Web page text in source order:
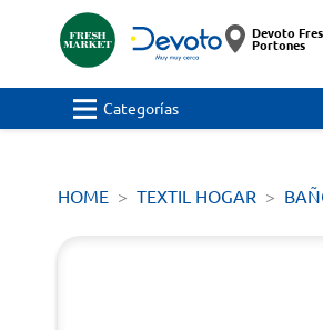
Devoto
Portones
Categorías
HOME TEXTIL HOGAR